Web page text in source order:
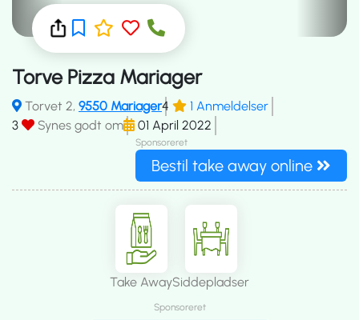
Torve Pizza Mariager
Torvet 2, 9550 Mariager4
1 Anmeldelser
3
Synes godt om 01 April 2022
Sponsoreret
Bestil take away online
Take AwaySiddepladser
Sponsoreret